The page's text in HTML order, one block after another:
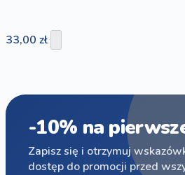
33,00 zł
-10% na
Zapisz się i otrzymuj
dostęp do promocji przed